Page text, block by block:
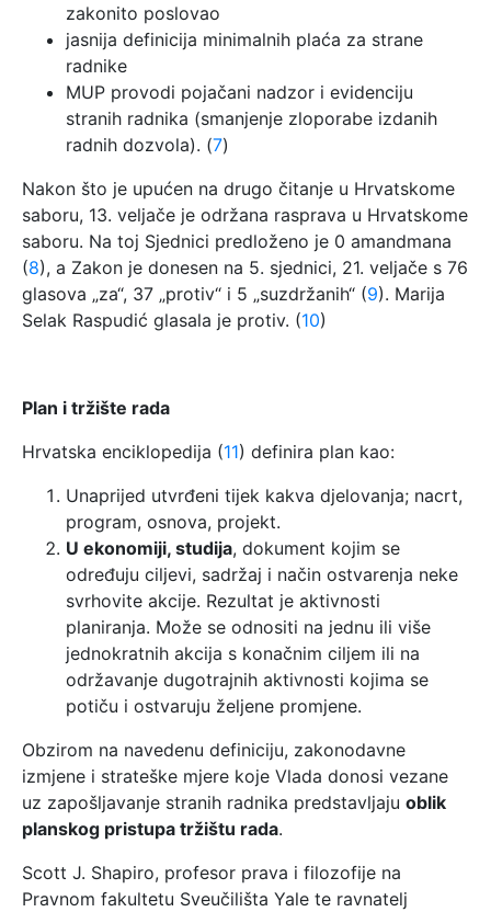
zakonito poslovao
jasnija definicija minimalnih plaća za strane
radnike
MUP provodi pojačani nadzor i evidenciju
stranih radnika (smanjenje zloporabe izdanih
radnih dozvola). (7)
Nakon što je upućen na drugo čitanje u Hrvatskome
saboru, 13. veljače je održana rasprava u Hrvatskome
saboru. Na toj Sjednici predloženo je 0 amandmana
(8), a Zakon je donesen na 5. sjednici, 21. veljače s 76
glasova „za“, 37 „protiv“ i 5 „suzdržanih“ (9). Marija
Selak Raspudić glasala je protiv. (10)
Plan i tržište rada
Hrvatska enciklopedija (11) definira plan kao:
Unaprijed utvrđeni tijek kakva djelovanja; nacrt,
program, osnova, projekt.
U ekonomiji, studija, dokument kojim se
određuju ciljevi, sadržaj i način ostvarenja neke
svrhovite akcije. Rezultat je aktivnosti
planiranja. Može se odnositi na jednu ili više
jednokratnih akcija s konačnim ciljem ili na
održavanje dugotrajnih aktivnosti kojima se
potiču i ostvaruju željene promjene.
Obzirom na navedenu definiciju, zakonodavne
izmjene i strateške mjere koje Vlada donosi vezane
uz zapošljavanje stranih radnika predstavljaju oblik
planskog pristupa tržištu rada.
Scott J. Shapiro, profesor prava i filozofije na
Pravnom fakultetu Sveučilišta Yale te ravnatelj